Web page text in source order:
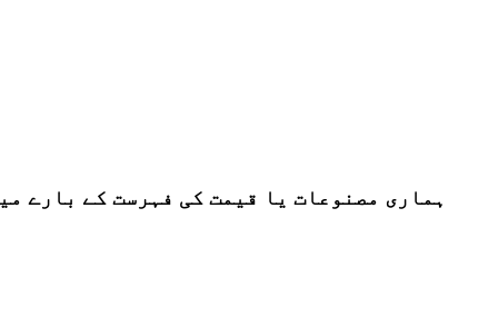
ہماری مصنوعات یا قیمت کی فہرست کے بارے میں پوچھ گچھ کے